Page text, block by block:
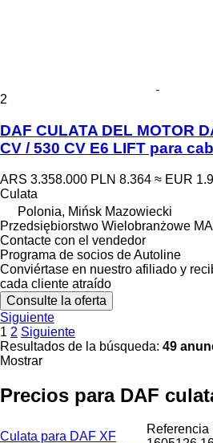
2
DAF CULATA DEL MOTOR
CV / 530 CV E6 LIFT para
ARS 3.358.000 PLN 8.364 ≈ EUR
Culata
Polonia, Mińsk Mazowiecki
Przedsiębiorstwo Wielobranżowe
Contacte con el vendedor
Programa de socios de Autoline
Conviértase en nuestro afiliado y
cada cliente atraído
Consulte la oferta
Siguiente
1 2 Siguiente
Resultados de la búsqueda: 49
Mostrar
Precios para DAF
Culata para DAF XF
Referencia